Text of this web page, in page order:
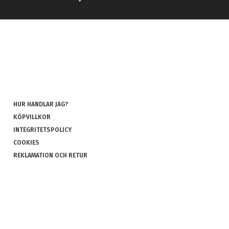
HUR HANDLAR JAG?
KÖPVILLKOR
INTEGRITETSPOLICY
COOKIES
REKLAMATION OCH RETUR